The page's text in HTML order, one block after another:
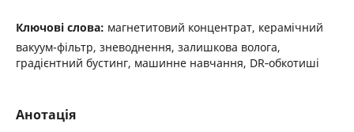
Ключові слова: магнетитовий концентрат, керамічний
вакуум-фільтр, зневоднення, залишкова волога,
градієнтний бустинг, машинне навчання, DR‑обкотиші
Анотація